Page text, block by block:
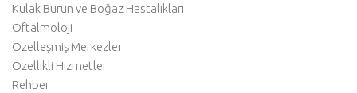
Kulak Burun ve Boğaz Hastalıkları
Oftalmoloji
Özelleşmiş Merkezler
Özellikli Hizmetler
Rehber